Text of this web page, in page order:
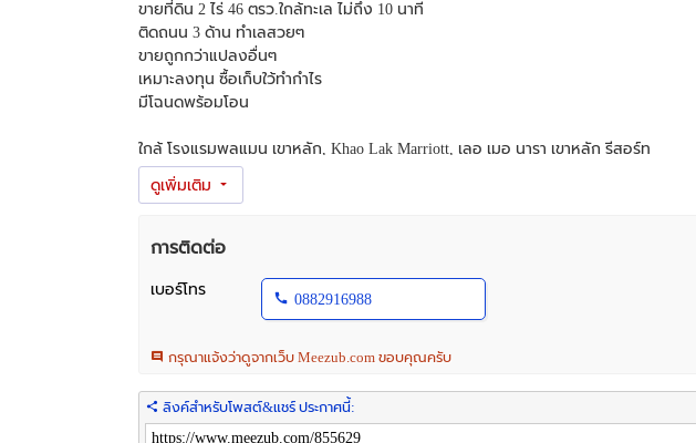
ขายที่ดิน 2 ไร่ 46 ตรว.ใกล้ทะเล ไม่ถึง 10 นาที
ติดถนน 3 ด้าน ทำเลสวยๆ
ขายถูกกว่าแปลงอื่นๆ
เหมาะลงทุน ซื้อเก็บใว้ทำกำไร
มีโฉนดพร้อมโอน
ใกล้ โรงแรมพูลแมน เขาหลัก, Khao Lak Marriott, เลอ เมอ นารา เขาหลัก รีสอร์ท
ที่อยู่ :ต.บางม่วงอ.ตะกั่วป่า จ.พังงา
สนใจติดต่อคุณลี :086-4246-894
L877
การติดต่อ
เบอร์โทร
0882916988
กรุณาแจ้งว่าดูจากเว็บ Meezub.com ขอบคุณครับ
ลิงค์สำหรับโพสต์&แชร์ ประกาศนี้: